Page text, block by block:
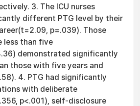
3. The ICU nurses
different PTG level by their
p=.039). Those
less than five
demonstrated significantly
those with five years and
4. PTG had significantly
with deliberate
p<.001), self-disclosure